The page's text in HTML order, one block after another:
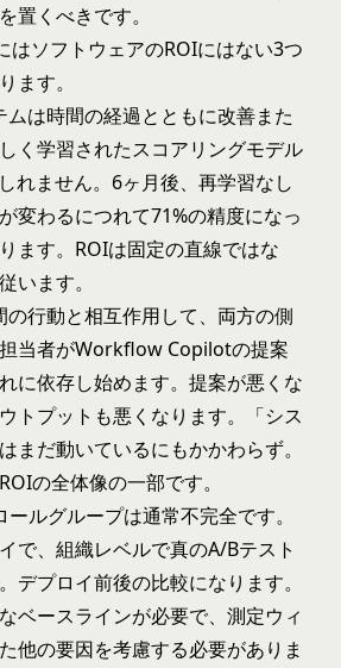
置くべきです。
はソフトウェアのROIにはない3つ
ます。
ムは時間の経過とともに改善また
く学習されたスコアリングモデル
れません。6ヶ月後、再学習なし
変わるにつれて71%の精度になっ
ます。ROIは固定の直線ではな
います。
行動と相互作用して、両方の側
当者がWorkflow Copilotの提案
に依存し始めます。提案が悪くな
トプットも悪くなります。「シス
まだ動いているにもかかわらず。
の全体像の一部です。
ルグループは通常不完全です。
で、組織レベルで真のA/Bテスト
デプロイ前後の比較になります。
ベースラインが必要で、測定ウィ
他の要因を考慮する必要がありま